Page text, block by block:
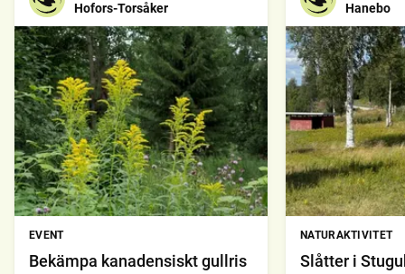
Hofors-Torsåker
EVENT
Bekämpa kanadensiskt gullris
Hanebo
NATURAKTIVITET
Slåtter i